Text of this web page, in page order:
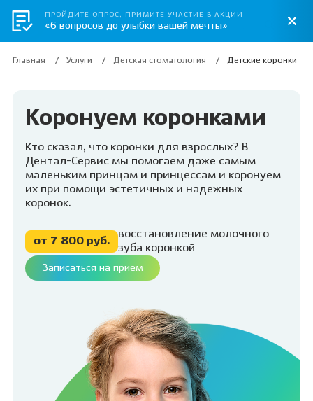
Главная Услуги Детская стоматология Детские коронки
Коронуем коронками
Кто сказал, что коронки для взрослых? В
Дентал-Сервис мы помогаем даже самым
маленьким принцам и принцессам и коронуем
их при помощи эстетичных и надежных
коронок.
от 7 800 руб.
восстановление молочного
зуба коронкой
Записаться на прием
ПРОЙДИТЕ ОПРОС, ПРИМИТЕ УЧАСТИЕ В АКЦИИ
«6 вопросов до улыбки вашей мечты»